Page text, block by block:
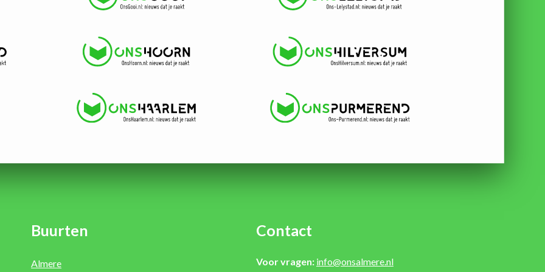
Buurten
Almere
Contact
Voor vragen: info@onsalmere.nl